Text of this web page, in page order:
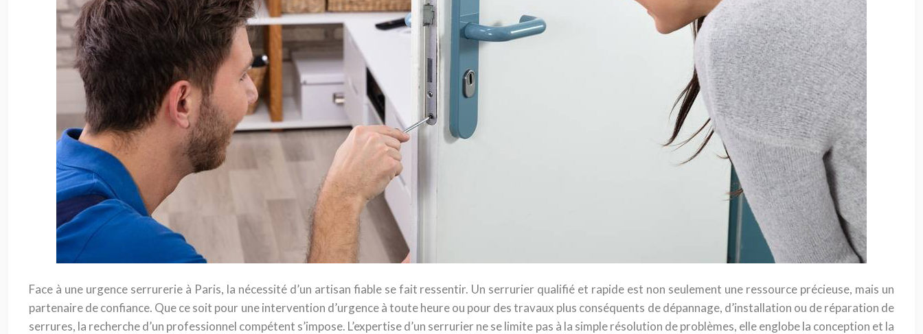
Face à une urgence serrurerie à Paris, la nécessité d’un artisan fiable se fait ressentir. Un serrurier qualifié et rapide est non seulement une ressource précieuse, mais un
partenaire de confiance. Que ce soit pour une intervention d’urgence à toute heure ou pour des travaux plus conséquents de dépannage, d’installation ou de réparation de
serrures, la recherche d’un professionnel compétent s’impose. L’expertise d’un serrurier ne se limite pas à la simple résolution de problèmes, elle englobe la conception et la